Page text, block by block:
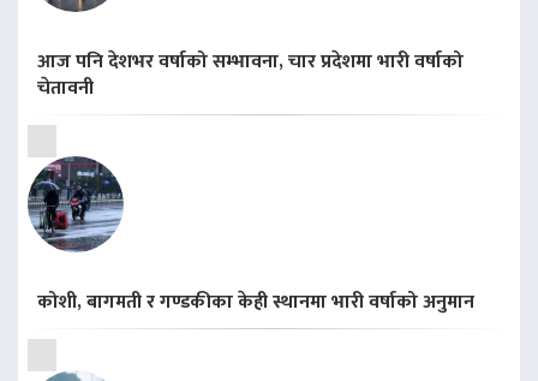
आज पनि देशभर वर्षाको सम्भावना, चार प्रदेशमा भारी वर्षाको
चेतावनी
कोशी, बागमती र गण्डकीका केही स्थानमा भारी वर्षाको अनुमान